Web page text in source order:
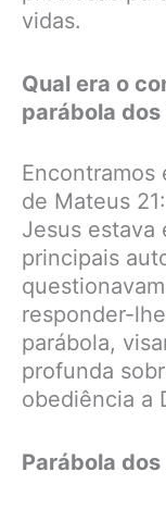
vidas.
Qual era o
parábola
Encontramos
de Mateus
Jesus estava
principais
responder-
parábola,
profunda
obediência a
Parábola